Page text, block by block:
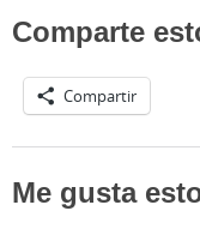
Comparte
Compartir
Me gusta